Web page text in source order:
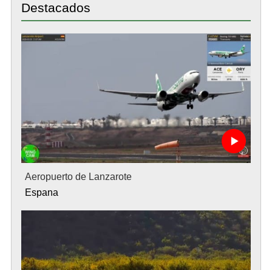
Destacados
Aeropuerto de Lanzarote
Espana